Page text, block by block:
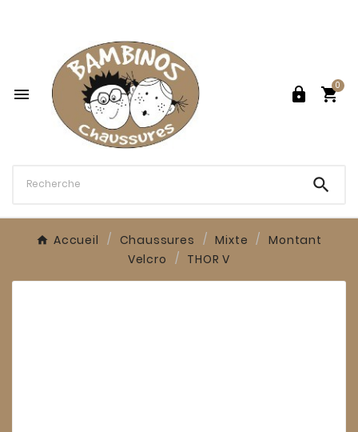
  
0

Accueil Chaussures Mixte
Montant
Velcro
THOR V